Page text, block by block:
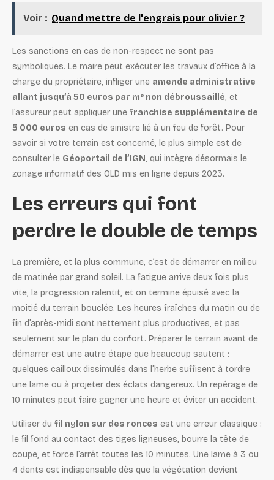
Voir : Quand mettre de l'engrais pour olivier ?
Les sanctions en cas de non-respect ne sont pas
symboliques. Le maire peut exécuter les travaux d’office à la
charge du propriétaire, infliger une amende administrative
allant jusqu’à 50 euros par m² non débroussaillé, et
l’assureur peut appliquer une franchise supplémentaire de
5 000 euros en cas de sinistre lié à un feu de forêt. Pour
savoir si votre terrain est concerné, le plus simple est de
consulter le Géoportail de l’IGN, qui intègre désormais le
zonage informatif des OLD mis en ligne depuis 2023.
Les erreurs qui font
perdre le double de temps
La première, et la plus commune, c’est de démarrer en milieu
de matinée par grand soleil. La fatigue arrive deux fois plus
vite, la progression ralentit, et on termine épuisé avec la
moitié du terrain bouclée. Les heures fraîches du matin ou de
fin d’après-midi sont nettement plus productives, et pas
seulement sur le plan du confort. Préparer le terrain avant de
démarrer est une autre étape que beaucoup sautent :
quelques cailloux dissimulés dans l’herbe suffisent à tordre
une lame ou à projeter des éclats dangereux. Un repérage de
10 minutes peut faire gagner une heure et éviter un accident.
Utiliser du fil nylon sur des ronces est une erreur classique :
le fil fond au contact des tiges ligneuses, bourre la tête de
coupe, et force l’arrêt toutes les 10 minutes. Une lame à 3 ou
4 dents est indispensable dès que la végétation devient